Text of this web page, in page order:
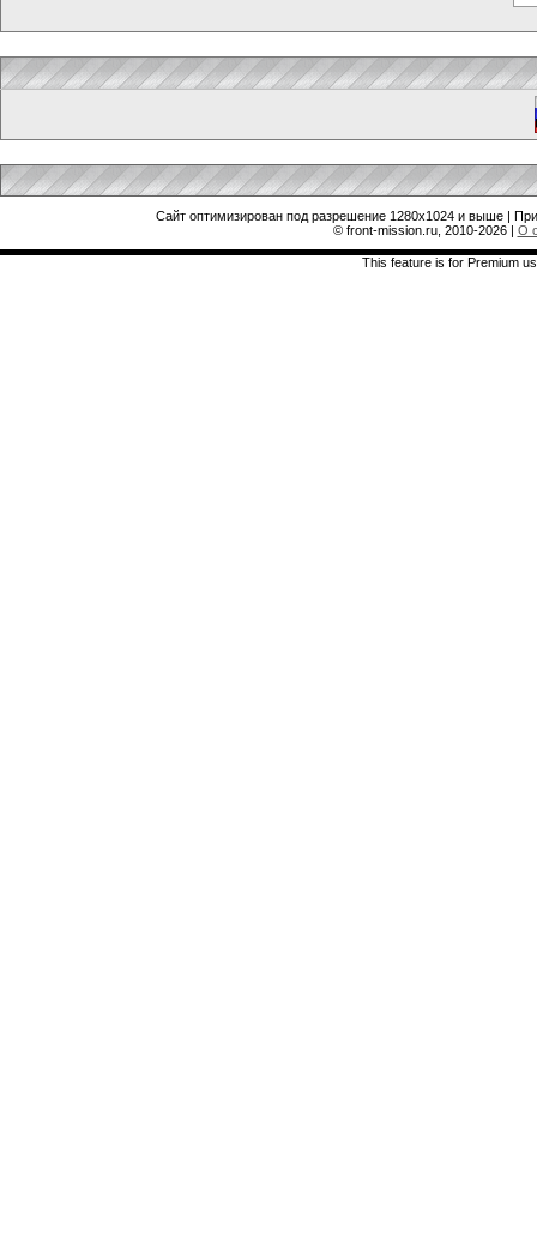
Сайт оптимизирован под разрешение 1280x1024 и выше |
© front-mission.ru, 2010-2026| О
This feature is for Premium